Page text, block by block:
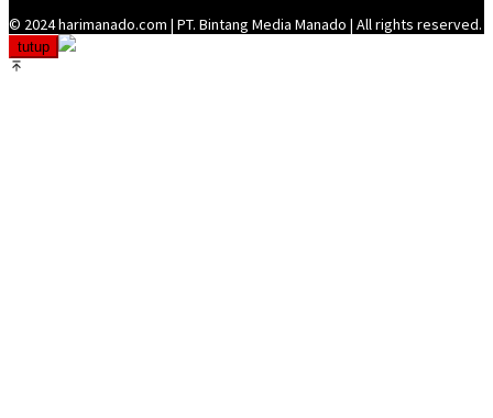
© 2024 harimanado.com | PT. Bintang Media Manado | All rights reserved.
tutup